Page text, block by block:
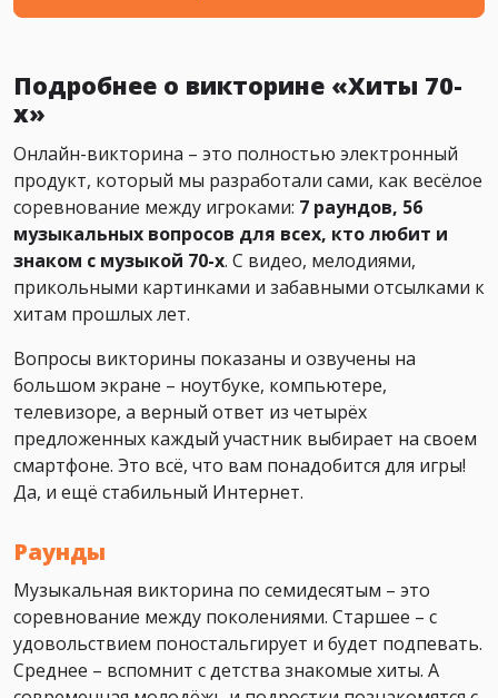
Подробнее о викторине «Хиты 70-
х»
Онлайн-викторина – это полностью электронный
продукт, который мы разработали сами, как весёлое
соревнование между игроками: 7 раундов, 56
музыкальных вопросов для всех, кто любит и
знаком с музыкой 70-х. С видео, мелодиями,
прикольными картинками и забавными отсылками к
хитам прошлых лет.
Вопросы викторины показаны и озвучены на
большом экране – ноутбуке, компьютере,
телевизоре, а верный ответ из четырёх
предложенных каждый участник выбирает на своем
смартфоне. Это всё, что вам понадобится для игры!
Да, и ещё стабильный Интернет.
Раунды
Музыкальная викторина по семидесятым – это
соревнование между поколениями. Старшее – с
удовольствием поностальгирует и будет подпевать.
Среднее – вспомнит с детства знакомые хиты. А